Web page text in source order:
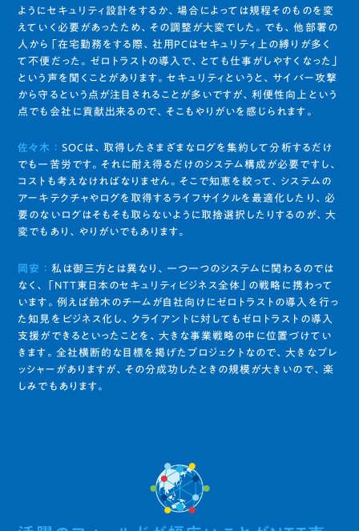
ようにセキュリティ設計をするか、場合によっては規程そのものを変
えていく必要があったため、その調整が大変でした。でも、他部署の
人から「在宅勤務をする際、社用PCはセキュリティ上の縛りが多く
て不便だった。ゼロトラストの導入で、とても仕事がしやすくなった」
という声を聞くことがあります。セキュリティというと、サイバー攻撃
から守るという点が注目されることが多いですが、利便性向上という
点でも会社に貢献出来るので、そこもやりがいを感じられます。
佐々木 ： SOCは、取得したさまざまなログを集約して分析するだけ
でも一苦労です。それに耐え得るだけのシステム構成が必要ですし、
コストも考えなければなりません。そこで知恵を絞って、システムの
アーキテクチャやログを取得するライフサイクルを最適化したり、必
要のないログはそもそも取らないように取捨選択したりするのが、大
変でもあり、やりがいでもあります。
岡安 ： 私は御三方とは異なり、一つ一つのシステムに関わるのでは
なく、「NTT東日本のセキュリティビジネス全体」の戦略に携わって
います。例えば鈴木のチームが自社向けにゼロトラストの導入を行っ
た知見をビジネス化し、クライアントに対してもゼロトラストの導入
支援ができるといったことを、大きな事業戦略の中に位置づけてい
きます。全社横断的な目標を掲げたプロジェクトなので、大きなプレ
ッシャーがありますが、その分成功したときの規模が大きいので、楽
しみでもあります。